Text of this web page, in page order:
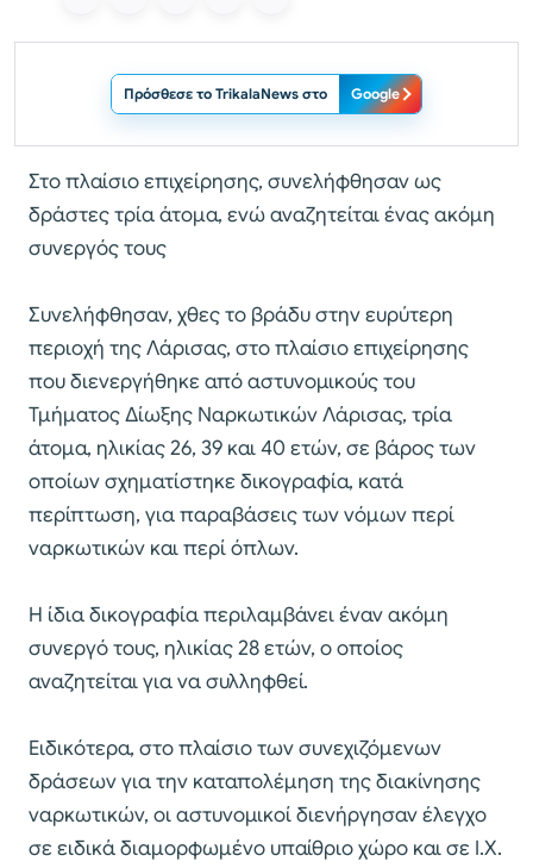
Πρόσθεσε το TrikalaNews στο Google
Στο πλαίσιο επιχείρησης, συνελήφθησαν ως
δράστες τρία άτομα, ενώ αναζητείται ένας ακόμη
συνεργός τους
Συνελήφθησαν, χθες το βράδυ στην ευρύτερη
περιοχή της Λάρισας, στο πλαίσιο επιχείρησης
που διενεργήθηκε από αστυνομικούς του
Τμήματος Δίωξης Ναρκωτικών Λάρισας, τρία
άτομα, ηλικίας 26, 39 και 40 ετών, σε βάρος των
οποίων σχηματίστηκε δικογραφία, κατά
περίπτωση, για παραβάσεις των νόμων περί
ναρκωτικών και περί όπλων.
Η ίδια δικογραφία περιλαμβάνει έναν ακόμη
συνεργό τους, ηλικίας 28 ετών, ο οποίος
αναζητείται για να συλληφθεί.
Ειδικότερα, στο πλαίσιο των συνεχιζόμενων
δράσεων για την καταπολέμηση της διακίνησης
ναρκωτικών, οι αστυνομικοί διενήργησαν έλεγχο
σε ειδικά διαμορφωμένο υπαίθριο χώρο και σε Ι.Χ.